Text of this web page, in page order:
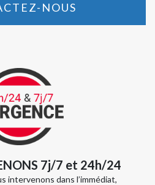
NOUS
7j/7 et 24h/24
intervenons dans l’immédiat,